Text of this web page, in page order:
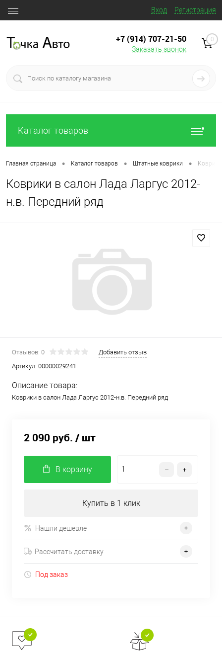
Вход Регистрация
+7 (914) 707‒21‒50
Заказать звонок
0
Каталог товаров
Главная страница • Каталог товаров • Штатные коврики •
Коврики в салон Лада Ларгус 2012-
н.в. Передний ряд
Отзывов: 0
Добавить отзыв
Артикул: 00000029241
Описание товара:
Коврики в салон Лада Ларгус 2012-н.в. Передний ряд
2 090 руб. / шт
В корзину
Купить в 1 клик
Нашли дешевле
Рассчитать доставку
Под заказ